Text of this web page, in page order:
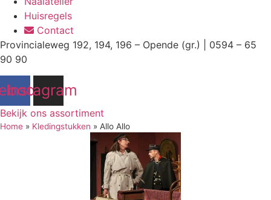
Huisregels
Contact
Provincialeweg 192, 194, 196 – Opende (gr.) | 0594 – 65
90 90
Instagram
Bekijk ons assortiment
Home » Kledingstukken » Allo Allo